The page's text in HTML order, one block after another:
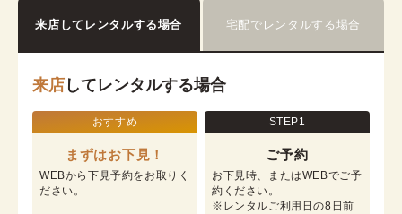
来店してレンタルする場合 宅配でレンタルする場合
来店 してレンタルする場合
おすすめ
まずはお下見！
WEBから下見予約をお取りく
ださい。
STEP1
ご予約
お下見時、またはWEBでご予
約ください。
※レンタルご利用日の8日前